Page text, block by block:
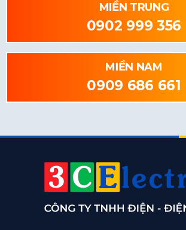
MIỀN TRUNG
0902 999 356
MIỀN NAM
0909 686 661